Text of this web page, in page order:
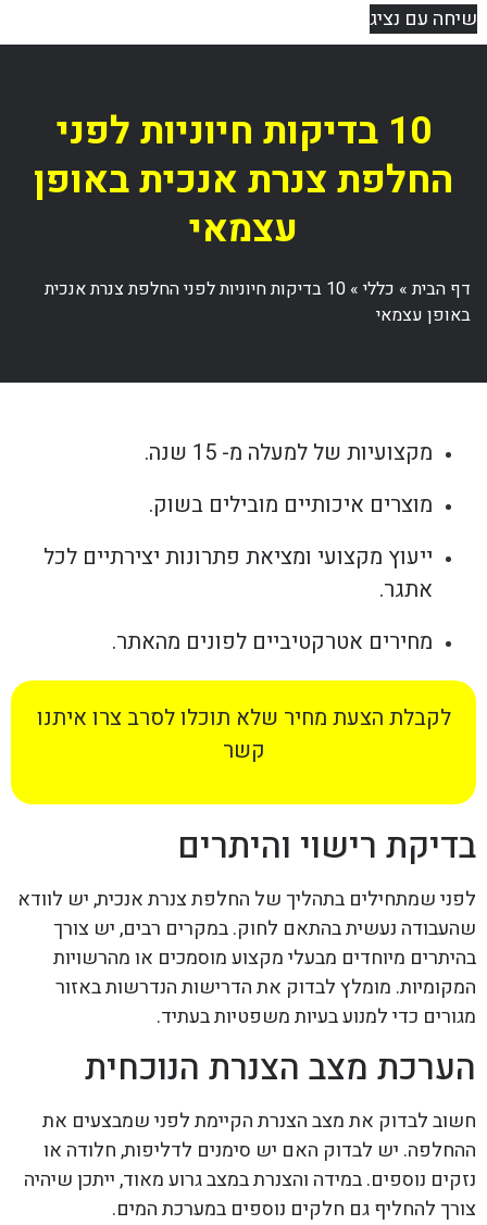
שיחה עם נציג
10 בדיקות חיוניות לפני
החלפת צנרת אנכית באופן
עצמאי
דף הבית» כללי»
10 בדיקות חיוניות לפני החלפת צנרת אנכית
באופן עצמאי
מקצועיות של למעלה מ- 15 שנה.
מוצרים איכותיים מובילים בשוק.
ייעוץ מקצועי ומציאת פתרונות יצירתיים לכל
אתגר.
מחירים אטרקטיביים לפונים מהאתר.
לקבלת הצעת מחיר שלא תוכלו לסרב צרו איתנו
קשר
בדיקת רישוי והיתרים
לפני שמתחילים בתהליך של החלפת צנרת אנכית, יש לוודא
שהעבודה נעשית בהתאם לחוק. במקרים רבים, יש צורך
בהיתרים מיוחדים מבעלי מקצוע מוסמכים או מהרשויות
המקומיות. מומלץ לבדוק את הדרישות הנדרשות באזור
מגורים כדי למנוע בעיות משפטיות בעתיד.
הערכת מצב הצנרת הנוכחית
חשוב לבדוק את מצב הצנרת הקיימת לפני שמבצעים את
ההחלפה. יש לבדוק האם יש סימנים לדליפות, חלודה או
נזקים נוספים. במידה והצנרת במצב גרוע מאוד, ייתכן שיהיה
צורך להחליף גם חלקים נוספים במערכת המים.